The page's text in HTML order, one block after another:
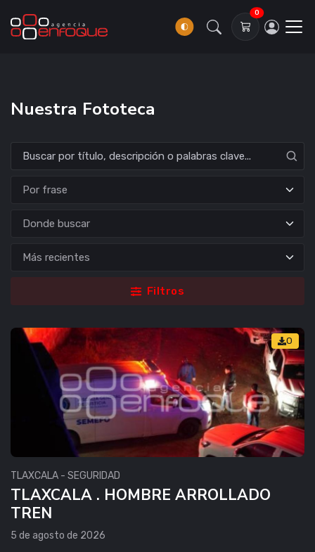
0
Nuestra Fototeca
Donde buscar
Filtros
0
TLAXCALA - SEGURIDAD
TLAXCALA . HOMBRE ARROLLADO
TREN
5 de agosto de 2026